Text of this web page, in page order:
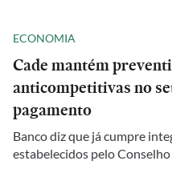
ECONOMIA
Cade mantém
anticompetitivas no
pagamento
Banco diz que já cumpre
estabelecidos pelo Conselho